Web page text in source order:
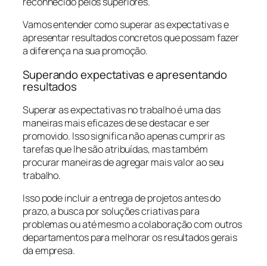
Vamos entender como superar as expectativas e
apresentar resultados concretos que possam fazer
a diferença na sua promoção.
Superando expectativas e apresentando
resultados
Superar as expectativas no trabalho é uma das
maneiras mais eficazes de se destacar e ser
promovido. Isso significa não apenas cumprir as
tarefas que lhe são atribuídas, mas também
procurar maneiras de agregar mais valor ao seu
trabalho.
Isso pode incluir a entrega de projetos antes do
prazo, a busca por soluções criativas para
problemas ou até mesmo a colaboração com outros
departamentos para melhorar os resultados gerais
da empresa.